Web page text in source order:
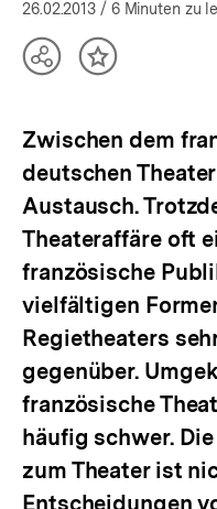
öffnen
26.02.2013 / 6 Minuten zu
TeilenInhalt
Zwischen dem
deutschen
Austausch.
Theateraffäre oft
französische
vielfältigen
Regietheaters
gegenüber.
französische
häufig schwer.
zum Theater ist
Entscheidungen